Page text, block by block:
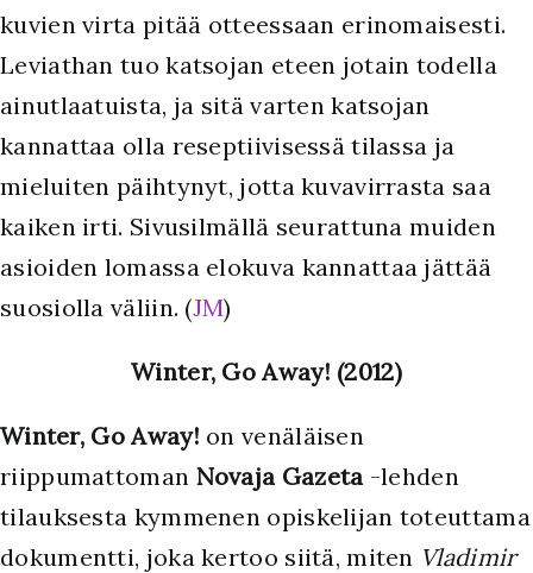
kuvien virta pitää otteessaan erinomaisesti.
Leviathan tuo katsojan eteen jotain todella
ainutlaatuista, ja sitä varten katsojan
kannattaa olla reseptiivisessä tilassa ja
mieluiten päihtynyt, jotta kuvavirrasta saa
kaiken irti. Sivusilmällä seurattuna muiden
asioiden lomassa elokuva kannattaa jättää
suosiolla väliin. (JM)
Winter, Go Away! (2012)
Winter, Go Away! on venäläisen
riippumattoman Novaja Gazeta -lehden
tilauksesta kymmenen opiskelijan toteuttama
dokumentti, joka kertoo siitä, miten Vladimir